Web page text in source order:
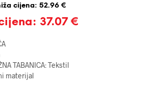
cijena: 52.96 €
37.07 €
TABANICA: Tekstil
materijal